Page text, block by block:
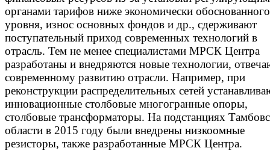
органами тарифов ниже экономически обоснованного
уровня, износ основных фондов и др., сдерживают
поступательный приход современных технологий в
отрасль. Тем не менее специалистами МРСК Центра
разработаны и внедряются новые технологии,
современному развитию отрасли. Например, при
реконструкции распределительных сетей
инновационные столбовые многогранные опоры,
столбовые трансформаторы. На подстанциях
области в 2015 году были внедрены низкоомные
резисторы, также разработанные МРСК Центра.